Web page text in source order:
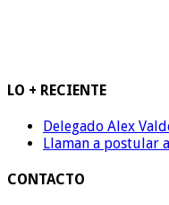
LO + RECIENTE
Delegado Alex
Llaman a postular
CONTACTO